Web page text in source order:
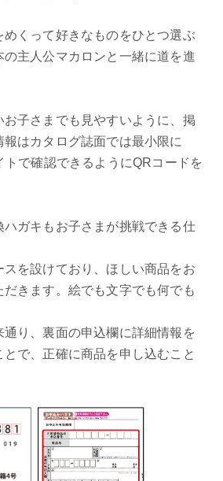
くって好きなものをひとつ選ぶ
の主人公マカロンと一緒に道を進
お子さまでも見やすいように、掲
はカタログ誌面では最小限に
トで確認できるようにQRコードを
ガキもお子さまが挑戦できる仕
スを設けており、ほしい商品をお
きます。絵でも文字でも何でも
り、裏面の申込欄に詳細情報を
で、正確に商品を申し込むこと